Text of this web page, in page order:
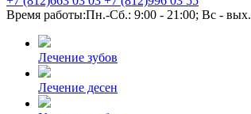
Время работы:Пн.-Сб.: 9:00 - 21:00; Вс - вых.
Лечение зубов
Лечение десен